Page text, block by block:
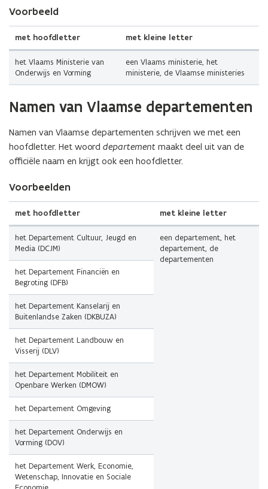
Voorbeeld
met hoofdletter met kleine letter
het Vlaams Ministerie van
Onderwijs en Vorming
een Vlaams ministerie, het
ministerie, de Vlaamse ministeries
Namen van Vlaamse departementen
Namen van Vlaamse departementen schrijven we met een
hoofdletter. Het woord departement maakt deel uit van de
officiële naam en krijgt ook een hoofdletter.
Voorbeelden
met hoofdletter met kleine letter
het Departement Cultuur, Jeugd en
Media (DCJM)
een departement, het
departement, de
departementen
het Departement Financiën en
Begroting (DFB)
het Departement Kanselarij en
Buitenlandse Zaken (DKBUZA)
het Departement Landbouw en
Visserij (DLV)
het Departement Mobiliteit en
Openbare Werken (DMOW)
het Departement Omgeving
het Departement Onderwijs en
Vorming (DOV)
het Departement Werk, Economie,
Wetenschap, Innovatie en Sociale